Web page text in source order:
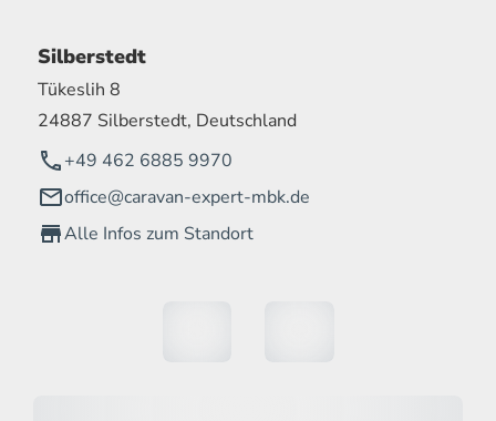
Silberstedt
Tükeslih 8
24887 Silberstedt, Deutschland
+49 462 6885 9970
office@caravan-expert-mbk.de
Alle Infos zum Standort